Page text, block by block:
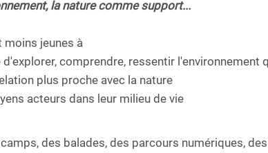
la nature comme support...
moins jeunes à
comprendre, ressentir l'environnement
plus proche avec la nature
acteurs dans leur milieu de vie
des balades, des parcours numériques,